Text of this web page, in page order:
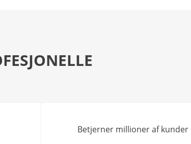
Betjerner millioner af kunder